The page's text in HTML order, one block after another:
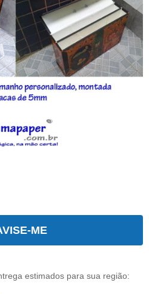
ME
estimados para sua região: